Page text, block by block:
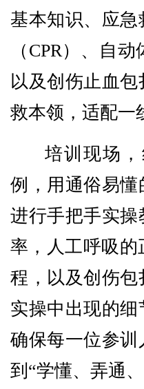
基本知识、应
（CPR）、自
以及创伤止血
救本领，适配一
培训现场
例，用通俗易
进行手把手实
率，人工呼吸
程，以及创伤
实操中出现的
确保每一位参
到“学懂、弄通、